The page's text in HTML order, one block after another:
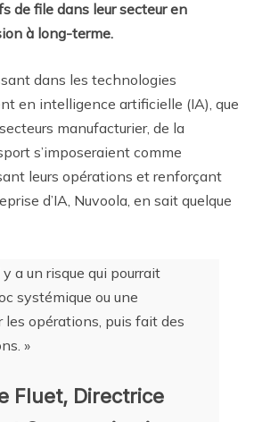
de file dans leur secteur en
à long-terme.
dans les technologies
en intelligence artificielle (IA), que
manufacturier, de la
s’imposeraient comme
leurs opérations et renforçant
d’IA, Nuvoola, en sait quelque
y a un risque qui pourrait
systémique ou une
les opérations, puis fait des
»
Fluet, Directrice